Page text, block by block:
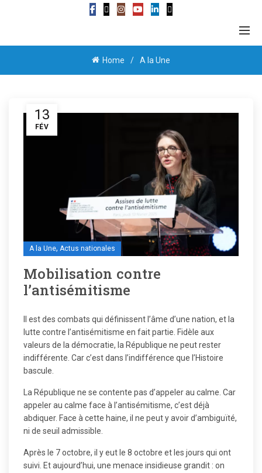
Home A la Une
13
FÉV
A la Une, Actus nationales
Mobilisation contre
l’antisémitisme
Il est des combats qui définissent l’âme d’une nation, et la
lutte contre l’antisémitisme en fait partie. Fidèle aux
valeurs de la démocratie, la République ne peut rester
indifférente. Car c’est dans l’indifférence que l’Histoire
bascule.
La République ne se contente pas d’appeler au calme. Car
appeler au calme face à l’antisémitisme, c’est déjà
abdiquer. Face à cette haine, il ne peut y avoir d’ambiguïté,
ni de seuil admissible.
Après le 7 octobre, il y eut le 8 octobre et les jours qui ont
suivi. Et aujourd’hui, une menace insidieuse grandit : on